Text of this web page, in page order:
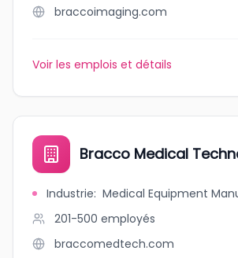
braccoimaging.com
Voir les emplois et détails
Bracco Medical
Industrie: Medical Equipment
201-500 employés
braccomedtech.com